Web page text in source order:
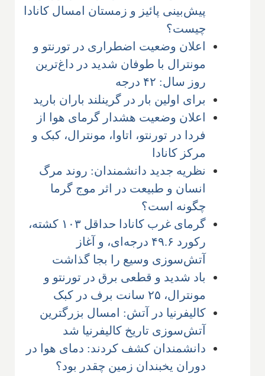
پیش‌بینی پائیز و زمستان امسال کانادا
چیست؟
اعلان وضعیت اضطراری در تورنتو و
مونترال با طوفان شدید در داغ‌ترین
روز سال: ۴۲ درجه
برای اولین بار در گرینلند باران بارید
اعلان وضعیت هشدار گرمای هوا از
فردا در تورنتو، اتاوا، مونترال، کبک و
مرکز کانادا
نظریه جدید دانشمندان: روند مرگ
انسان و طبیعت در اثر موج گرما
چگونه است؟
گرمای غرب کانادا حداقل ۱۰۳ کشته،
رکورد ۴۹.۶ درجه‌ای، و آغاز
آتش‌سوزی وسیع را بجا گذاشت
باد شدید و قطعی برق در تورنتو و
مونترال، ۲۵ سانت برف در کبک
کالیفرنیا در آتش: امسال بزرگترین
آتش‌سوزی تاریخ کالیفرنیا شد
دانشمندان کشف کردند: دمای هوا در
دوران یخبندان زمین چقدر بود؟